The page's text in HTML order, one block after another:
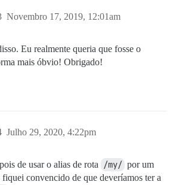
Novembro 17, 2019, 12:01am
Eu realmente queria que fosse o
mais óbvio! Obrigado!
Julho 29, 2020, 4:22pm
de usar o alias de rota /my/ por um
convencido de que deveríamos ter a